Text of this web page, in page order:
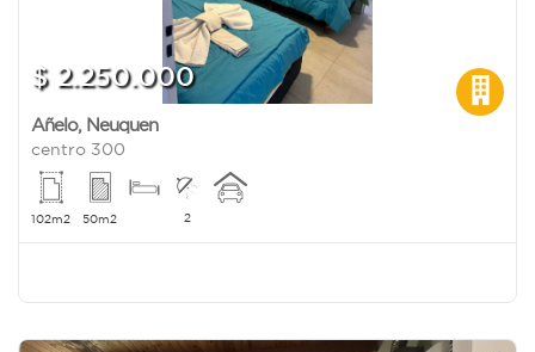
$ 2.250.000
Añelo, Neuquen
centro 300
102m2 50m2 2